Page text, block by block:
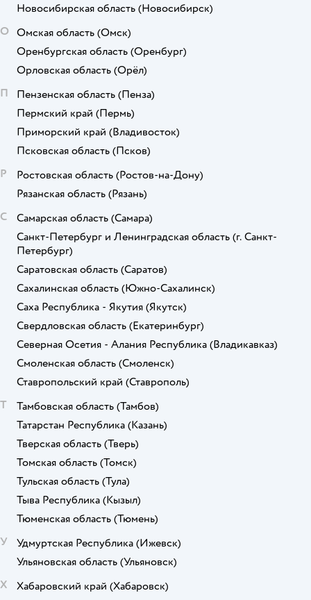
Новосибирская область (Новосибирск)
О Омская область (Омск)
Оренбургская область (Оренбург)
Орловская область (Орёл)
П
Пензенская область (Пенза)
Пермский край (Пермь)
Приморский край (Владивосток)
Псковская область (Псков)
Р
Ростовская область (Ростов-на-Дону)
Рязанская область (Рязань)
С
Самарская область (Самара)
Санкт-Петербург и Ленинградская область (г. Санкт-
Петербург)
Саратовская область (Саратов)
Сахалинская область (Южно-Сахалинск)
Саха Республика - Якутия (Якутск)
Свердловская область (Екатеринбург)
Северная Осетия - Алания Республика (Владикавказ)
Смоленская область (Смоленск)
Ставропольский край (Ставрополь)
Т
Тамбовская область (Тамбов)
Татарстан Республика (Казань)
Тверская область (Тверь)
Томская область (Томск)
Тульская область (Тула)
Тыва Республика (Кызыл)
Тюменская область (Тюмень)
У
Удмуртская Республика (Ижевск)
Ульяновская область (Ульяновск)
Х
Хабаровский край (Хабаровск)